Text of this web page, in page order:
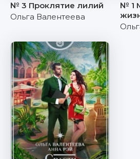
№ 3 Проклятие лилий
Ольга Валентеева
№ 1